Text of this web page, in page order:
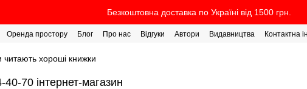
Безкоштовна доставка по Україні від 1500 грн.
Оренда простору Блог Про нас Відгуки Автори Видавництва Контактна
хороші книжки
40-70 інтернет-магазин